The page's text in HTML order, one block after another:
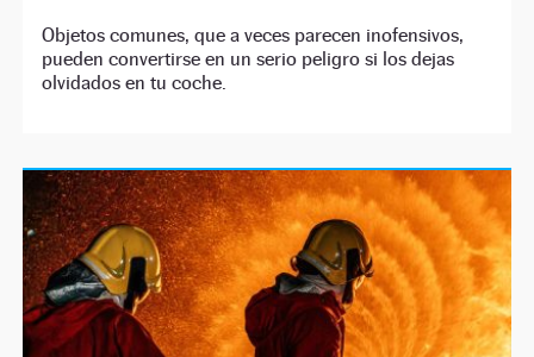
Objetos comunes, que a veces parecen inofensivos,
pueden convertirse en un serio peligro si los dejas
olvidados en tu coche.